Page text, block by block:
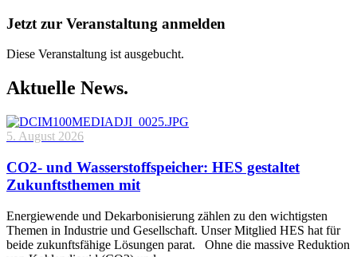
Jetzt zur Veranstaltung anmelden
Diese Veranstaltung ist ausgebucht.
Aktuelle News.
5. August 2026
CO2- und Wasserstoffspeicher: HES gestaltet
Zukunftsthemen mit
Energiewende und Dekarbonisierung zählen zu den wichtigsten
Themen in Industrie und Gesellschaft. Unser Mitglied HES hat für
beide zukunftsfähige Lösungen parat. Ohne die massive Reduktion